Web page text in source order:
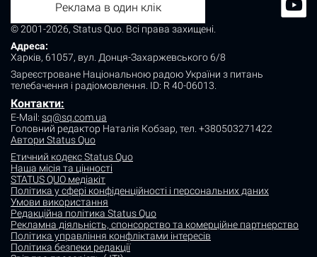
© 2001-2026, Status Quo. Всі права захищені.
Адреса:
Харків, 61057, вул. Донця-Захаржевського 6/8
Зареєстроване Національною радою України з питань
телебачення і радіомовлення. ID: R 40-06013.
Контакти:
E-Mail: sq@sq.com.ua
Головний редактор Наталія Кобзар, тел. +380503271422
Автори Status Quo
Етичний кодекс Status Quo
Наша місія та цінності
STATUS QUO медіакіт
Політика у сфері конфіденційності і персональних даних
Умови використання
Редакційна політика Status Quo
Рекламна діяльність, спонсорство та комерційне партнерство
Політика управління конфліктами інтересів
Політика безпеки редакції
Реклама в один клік